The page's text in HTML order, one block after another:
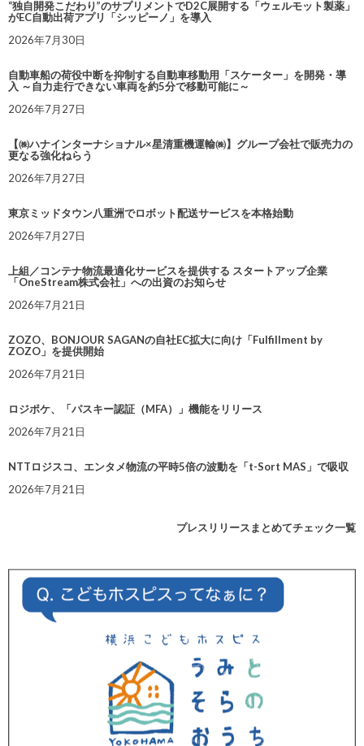
“独自開発こだわり”のサプリメントでD2C展開する「ウェルモット製薬」
がEC自動出荷アプリ「シッピーノ」を導入
2026年7月30日
自動車船の荷役中断を抑制する自動車移動用「スケーター」を開発・導
入 ～自力走行できない車両を約5分で移動可能に～
2026年7月27日
【㈱ハナインターナショナル×星清重機運輸㈱】グループ会社で販売力の
更なる強化ねらう
2026年7月27日
東京ミッドタウン八重洲でロボット配送サービスを本格始動
2026年7月27日
上組／コンテナ物流最適化サービスを提供する スタートアップ企業
「OneStream株式会社」への出資のお知らせ
2026年7月21日
ZOZO、BONJOUR SAGANの自社EC拡大に向け「Fulfillment by
ZOZO」を提供開始
2026年7月21日
ロジポケ、「パスキー認証（MFA）」機能をリリース
2026年7月21日
NTTロジスコ、エンタメ物流の平時5倍の波動を「t-Sort MAS」で吸収
2026年7月21日
プレスリリースまとめてチェック一覧